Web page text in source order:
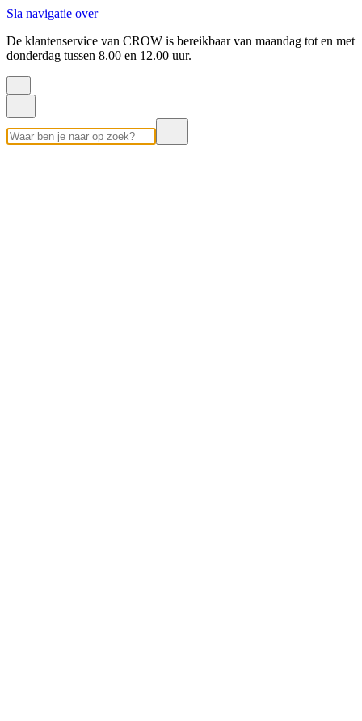
Sla navigatie over
De klantenservice van CROW is bereikbaar van maandag tot en met
donderdag tussen 8.00 en 12.00 uur.